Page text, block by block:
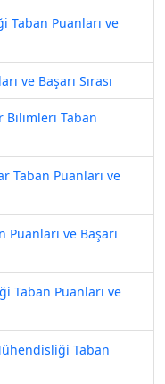
Taban Puanları ve
ve Başarı Sırası
Bilimleri Taban
Taban Puanları ve
ve Başarı
Taban Puanları ve
Taban